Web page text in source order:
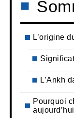
L’origine
L’Ankh
Pourquoi